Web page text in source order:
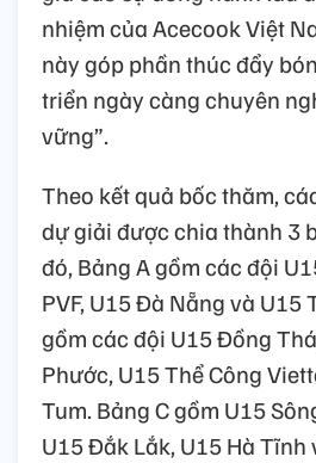
nhiệm của Acecook Việt
này góp phần thúc đẩy
triển ngày càng chuyên
vững”.
Theo kết quả bốc thăm,
dự giải được chia thành 3
đó, Bảng A gồm các đội
PVF, U15 Đà Nẵng và U15
gồm các đội U15 Đồng
Phước, U15 Thể Công
Tum. Bảng C gồm U15
U15 Đắk Lắk, U15 Hà Tĩnh